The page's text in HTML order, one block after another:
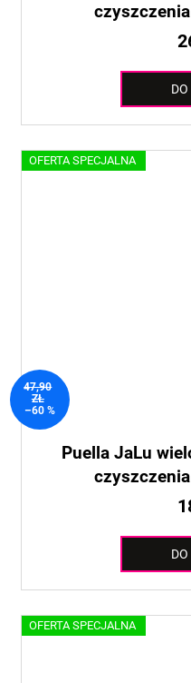
OFERTA SPECJALNA
47,90
ZŁ
–60 %
Puella JaLu
OFERTA SPECJALNA